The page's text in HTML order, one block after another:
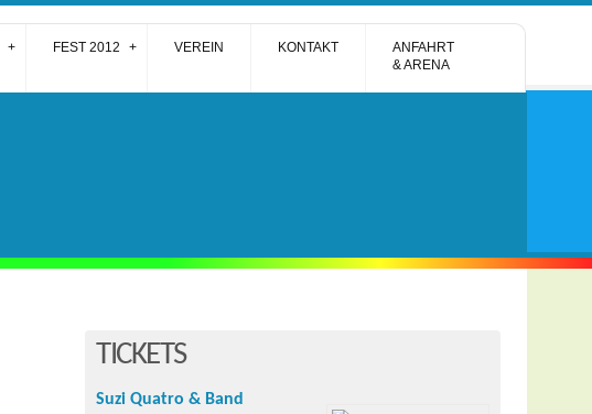
FEST 2012 VEREIN KONTAKT
ANFAHRT
& ARENA
TICKETS
Suzi Quatro & Band